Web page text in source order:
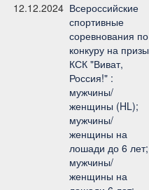
12.12.2024 Всероссийские
спортивные
соревнования по
конкуру на призы
КСК "Виват,
Россия!" :
мужчины/
женщины (HL);
мужчины/
женщины на
лошади до 6 лет;
мужчины/
женщины на